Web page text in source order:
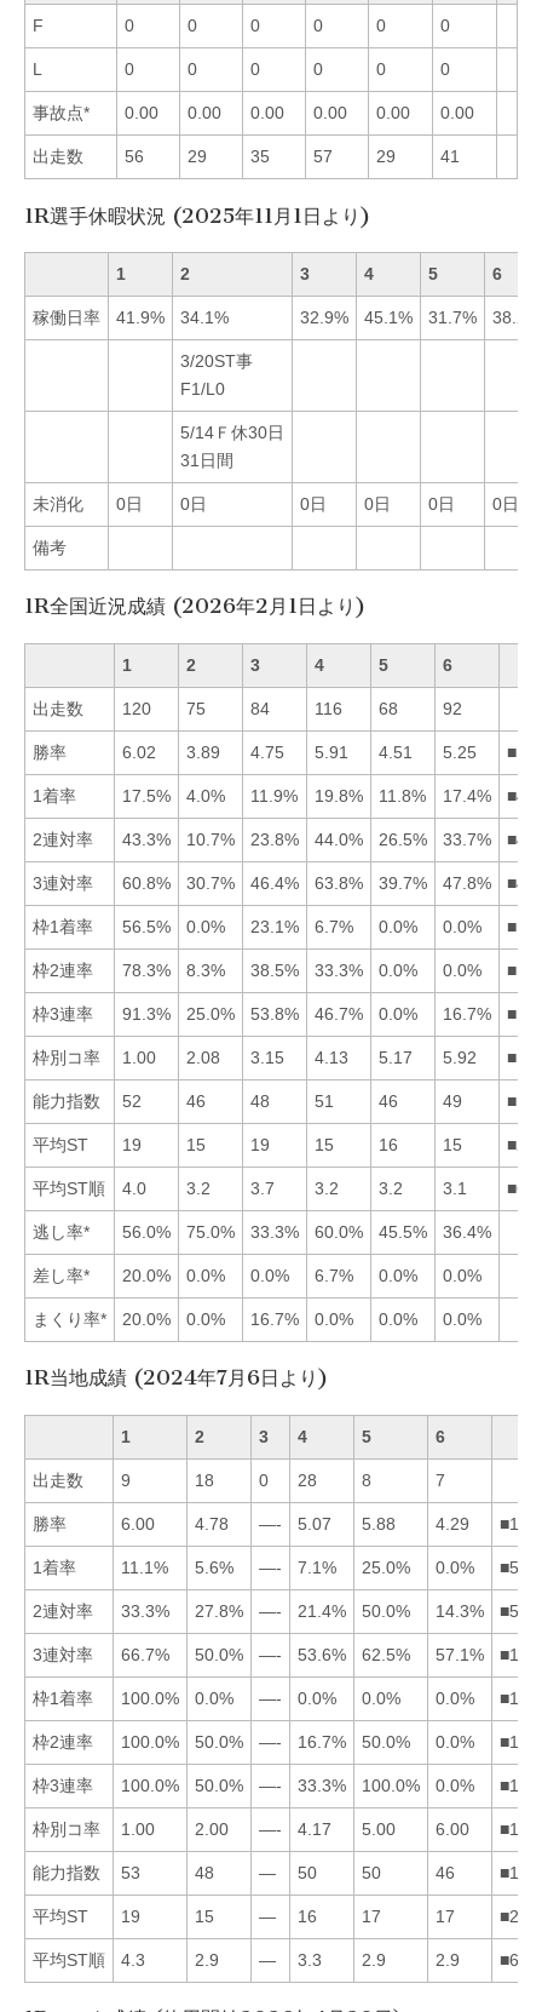
F 0 0 0 0 0 0
L 0 0 0 0 0 0
事故点* 0.00 0.00 0.00 0.00 0.00 0.00
出走数 56 29 35 57 29 41
1R選手休暇状況 (2025年11月1日より)
1 2 3 4 5 6
稼働日率 41.9% 34.1% 32.9% 45.1% 31.7% 38.2%
3/20ST事
F1/L0
5/14Ｆ休30日
31日間
未消化 0日 0日 0日 0日 0日 0日
備考
1R全国近況成績 (2026年2月1日より)
1 2 3 4 5 6
出走数 120 75 84 116 68 92
勝率 6.02 3.89 4.75 5.91 4.51 5.25
1着率 17.5% 4.0% 11.9% 19.8% 11.8% 17.4%
2連対率 43.3% 10.7% 23.8% 44.0% 26.5% 33.7%
3連対率 60.8% 30.7% 46.4% 63.8% 39.7% 47.8%
枠1着率 56.5% 0.0% 23.1% 6.7% 0.0% 0.0%
枠2連率 78.3% 8.3% 38.5% 33.3% 0.0% 0.0%
枠3連率 91.3% 25.0% 53.8% 46.7% 0.0% 16.7%
枠別コ率 1.00 2.08 3.15 4.13 5.17 5.92
能力指数 52 46 48 51 46 49
平均ST 19 15 19 15 16 15
平均ST順 4.0 3.2 3.7 3.2 3.2 3.1
逃し率* 56.0% 75.0% 33.3% 60.0% 45.5% 36.4%
差し率* 20.0% 0.0% 0.0% 6.7% 0.0% 0.0%
まくり率* 20.0% 0.0% 16.7% 0.0% 0.0% 0.0%
1R当地成績 (2024年7月6日より)
1 2 3 4 5 6
出走数 9 18 0 28 8 7
勝率 6.00 4.78 —- 5.07 5.88 4.29
1着率 11.1% 5.6% —- 7.1% 25.0% 0.0%
2連対率 33.3% 27.8% —- 21.4% 50.0% 14.3%
3連対率 66.7% 50.0% —- 53.6% 62.5% 57.1%
枠1着率 100.0% 0.0% —- 0.0% 0.0% 0.0%
枠2連率 100.0% 50.0% —- 16.7% 50.0% 0.0%
枠3連率 100.0% 50.0% —- 33.3% 100.0% 0.0%
枠別コ率 1.00 2.00 —- 4.17 5.00 6.00
能力指数 53 48 — 50 50 46
平均ST 19 15 — 16 17 17
平均ST順 4.3 2.9 — 3.3 2.9 2.9